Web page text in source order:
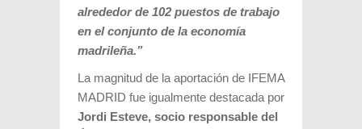
alrededor de 102 puestos de trabajo
en el conjunto de la economía
madrileña.”
La magnitud de la aportación de IFEMA
MADRID fue igualmente destacada por
Jordi Esteve, socio responsable del